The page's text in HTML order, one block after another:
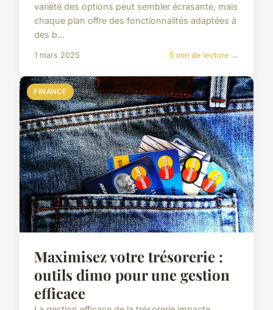
variété des options peut sembler écrasante, mais
chaque plan offre des fonctionnalités adaptées à
des b...
1 mars 2025 5 min de lecture →
FINANCE
Maximisez votre trésorerie :
outils dimo pour une gestion
efficace